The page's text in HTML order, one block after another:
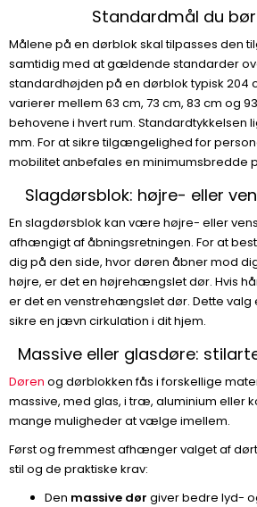
Standardmål du
Målene på en dørblok skal tilpasses den
samtidig med at gældende standarder
standardhøjden på en dørblok typisk 204
varierer mellem 63 cm, 73 cm, 83 cm og
behovene i hvert rum. Standardtykkelsen
mm. For at sikre tilgængelighed for
mobilitet anbefales en minimumsbredde
Slagdørsblok: højre- eller
En slagdørsblok kan være højre- eller
afhængigt af åbningsretningen. For at
dig på den side, hvor døren åbner mod
højre, er det en højrehængslet dør. Hvis
er det en venstrehængslet dør. Dette valg
sikre en jævn cirkulation i dit hjem.
Massive eller glasdøre:
Døren og dørblokken fås i forskellige
massive, med glas, i træ, aluminium eller
mange muligheder at vælge imellem.
Først og fremmest afhænger valget af
stil og de praktiske krav:
Den massive dør giver bedre lyd-